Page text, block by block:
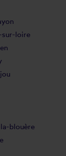
sur-loire
blouère